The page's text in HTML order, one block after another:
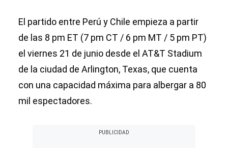
El partido entre Perú y Chile empieza a partir
de las 8 pm ET (7 pm CT / 6 pm MT / 5 pm PT)
el viernes 21 de junio desde el AT&T Stadium
de la ciudad de Arlington, Texas, que cuenta
con una capacidad máxima para albergar a 80
mil espectadores.